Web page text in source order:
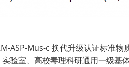
ASP-Mus-c 换代升级认证标准物
室、高校毒理科研通用一级基